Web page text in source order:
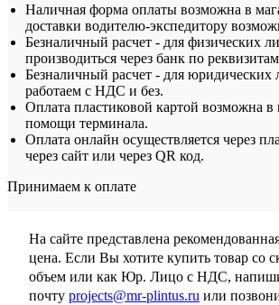
Наличная форма оплаты возможна в
доставки водителю-экспедитору
Безналичный расчет - для физических
производиться через банк по
Безналичный расчет - для юридических
работаем с НДС и без.
Оплата пластиковой картой возможна в
помощи терминала.
Оплата онлайн осуществляется через
через сайт или через QR код.
Принимаем к оплате
На сайте представлена
цена. Если Вы хотите купить товар со
объем или как Юр. Лицо с НДС,
почту projects@mr-plintus.ru или